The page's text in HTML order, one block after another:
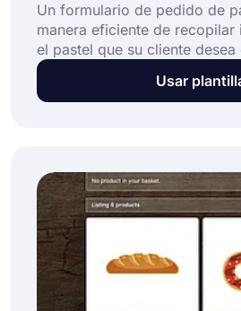
Un formulario de pedido de
manera eficiente de
el pastel que su cliente desea
plantilla de formulario de
todo en uno y gratuita
Usar